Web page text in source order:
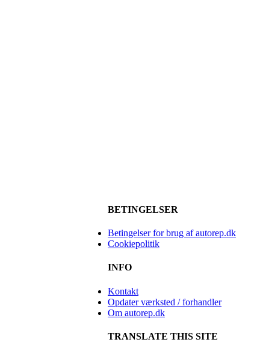
BETINGELSER
Betingelser for brug af autorep.dk
Cookiepolitik
INFO
Kontakt
Opdater værksted / forhandler
Om autorep.dk
TRANSLATE THIS SITE